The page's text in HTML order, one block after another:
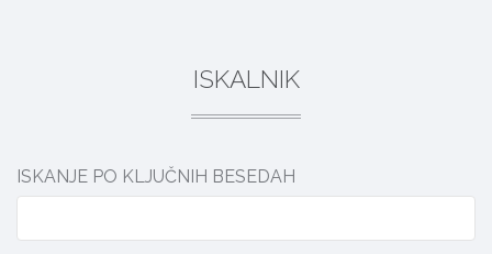
ISKALNIK
ISKANJE PO KLJUČNIH BESEDAH